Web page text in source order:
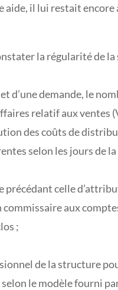
il lui restait
la régularité de
demande, le
relatif aux
des coûts de
selon les jours de
précédant celle
aux
;
de la structure
le modèle fourni